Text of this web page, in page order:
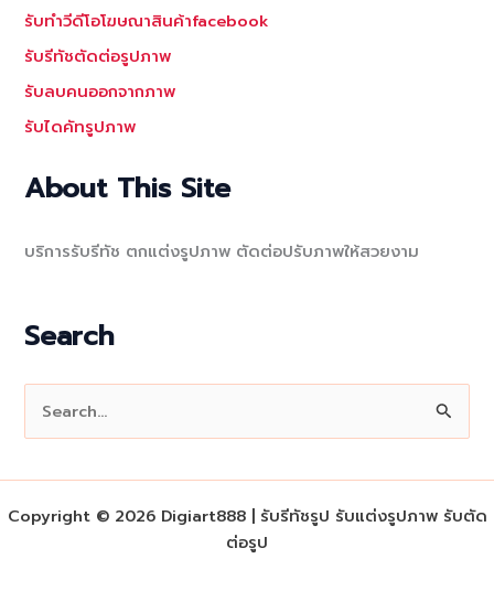
รับทำวีดีโอโฆษณาสินค้าfacebook
รับรีทัชตัดต่อรูปภาพ
รับลบคนออกจากภาพ
รับไดคัทรูปภาพ
About This Site
บริการรับรีทัช ตกแต่งรูปภาพ ตัดต่อปรับภาพให้สวยงาม
Search
c
Copyright © 2026 Digiart888 | รับรีทัชรูป รับแต่งรูปภาพ รับตัด
ต่อรูป